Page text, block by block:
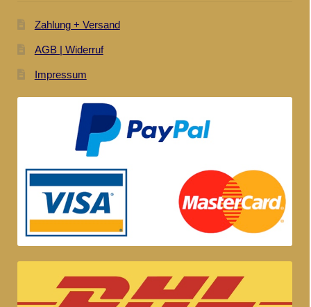
Zahlung + Versand
AGB | Widerruf
Impressum